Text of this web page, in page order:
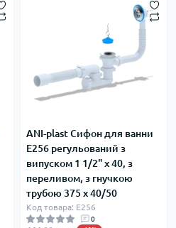
ANI-plast Сифон для ванни
Е256 регульований з
випуском 1 1/2" x 40, з
переливом, з гнучкою
трубою 375 x 40/50
Код товара: Е256
0